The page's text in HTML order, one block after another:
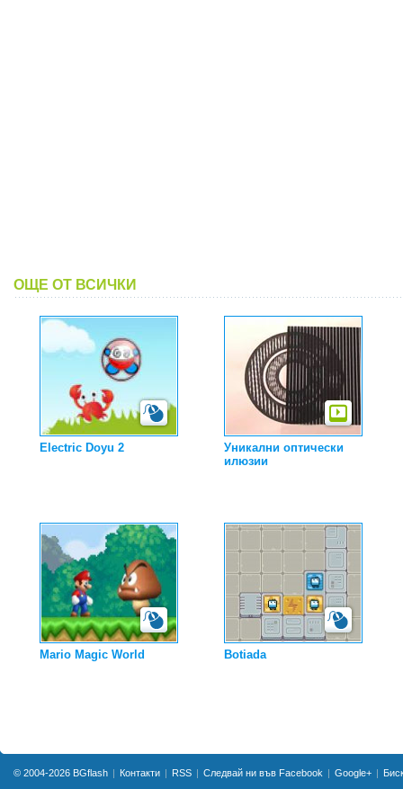
ОЩЕ ОТ ВСИЧКИ
Electric Doyu 2
Уникални оптически
илюзии
Mario Magic World Botiada
© 2004-2026 BGflash Контакти RSS Следвай ни във Facebook Google+